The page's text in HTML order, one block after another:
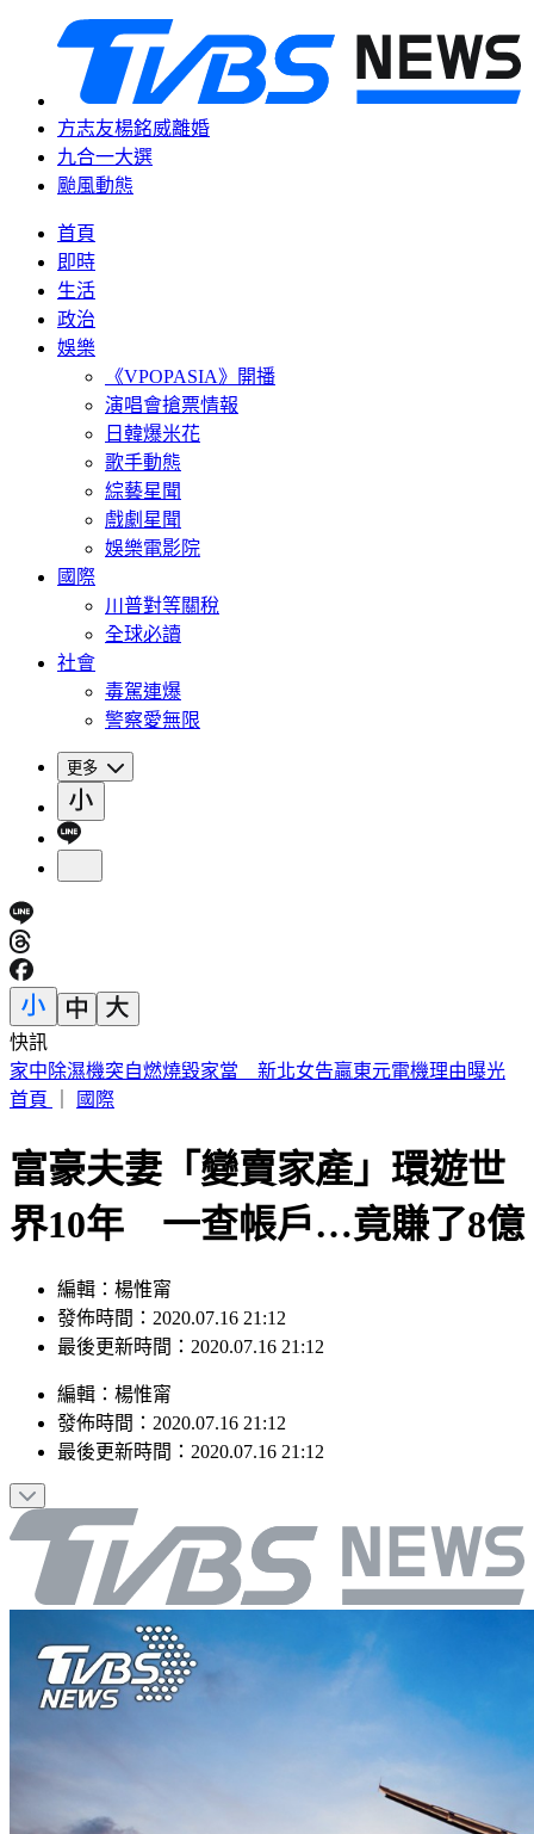
方志友楊銘威離婚
九合一大選
颱風動態
首頁
即時
生活
政治
娛樂
《VPOPASIA》開播
演唱會搶票情報
日韓爆米花
歌手動態
綜藝星聞
戲劇星聞
娛樂電影院
國際
川普對等關稅
全球必讀
社會
毒駕連爆
警察愛無限
更多
快訊
熊本兩週狂震近600次 未來1個月強震機率高50倍
首頁
國際
富豪夫妻「變賣家產」環遊世
界10年 一查帳戶…竟賺了8億
編輯：楊惟甯
發佈時間：2020.07.16 21:12
最後更新時間：2020.07.16 21:12
編輯 ： 楊惟甯
發佈時間： 2020.07.16 21:12
最後更新時間： 2020.07.16 21:12